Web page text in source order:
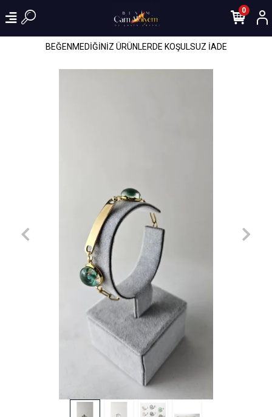
BEĞENMEDİĞİNİZ ÜRÜNLERDE KOŞULSUZ İADE
0